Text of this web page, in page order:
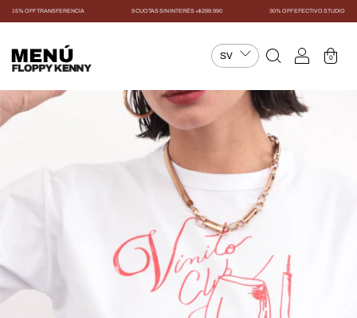
15% OFF TRANSFERENCIA 9 CUOTAS SIN INTERÉS +$299.990 30% OFF EFECTIVO STUDIO
MENÚ 0